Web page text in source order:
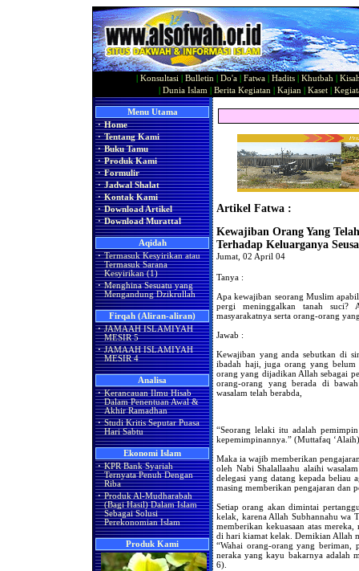
Konsultasi Bulletin Do'a Fatwa Hadits Khutbah
Dunia Islam Berita Kegiatan Kajian Kaset|
Menu Utama
· Home
· Tentang Kami
· Buku Tamu
· Produk Kami
· Formulir
· Jadwal Shalat
· Kontak Kami
· Download Artikel
· Download Murattal
Aqidah
· Termasuk Kesyirikan atau
Termasuk Sarana
Kesyirikan (1)
· Menghina Sesuatu yang
Mengandung Dzikrullah
Firqah (Aliran-aliran)
· JAMAAH ISLAMIYAH
MESIR 5
· JAMAAH ISLAMIYAH
MESIR 4
Analisa
· Kerancauan Ilmu Hisab
Dalam Penentuan Awal &
Akhir Ramadhan
· Studi Kritis Seputar Puasa
Hari Sabtu
Ekonomi Islam
· KPR Bank Syariah
Ternyata Penuh Dengan
Riba
· Produk Al-Mudharabah
(Bagi Hasil) Dalam Islam
Sebagai Solusi
Perekonomian Islam
Produk Kami
Artikel Fatwa :
Kewajiban Orang Yang
Terhadap Keluarganya
Jumat, 02 April 04
Tanya :
Apa kewajiban seorang Muslim
pergi meninggalkan tanah suci?
masyarakatnya serta orang-orang
Jawab :
Kewajiban yang anda sebutkan di
ibadah haji, juga orang yang belum
orang yang dijadikan Allah sebagai
orang-orang yang berada di
wasalam telah berabda,
“Seorang lelaki itu adalah
kepemimpinannya.” (Muttafaq
Maka ia wajib memberikan
oleh Nabi Shalallaahu alaihi
delegasi yang datang kepada beliau
masing memberikan pengajaran dan
Setiap orang akan dimintai
kelak, karena Allah Subhannahu wa
memberikan kekuasaan atas
di hari kiamat kelak. Demikian Allah
“Wahai orang-orang yang
neraka yang kayu bakarnya adalah
6).